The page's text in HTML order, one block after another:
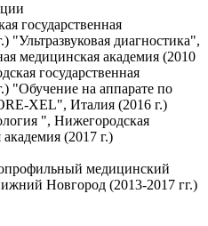
государственная
"Ультразвуковая диагностика",
медицинская академия (2010
государственная
"Обучение на аппарате по
XEL", Италия (2016 г.)
", Нижегородская
(2017 г.)
медицинский
Новгород (2013-2017 гг.)